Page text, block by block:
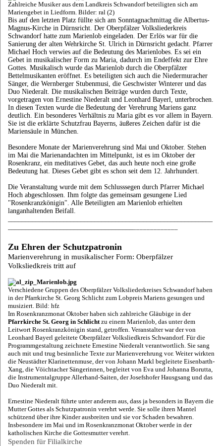
Zahlreiche Musiker aus dem Landkreis Schwandorf beteiligten sich am
Mariengebet in Liedform. Bilder: ral (2)
Bis auf den letzten Platz füllte sich am Sonntagnachmittag die Albertus-
Magnus-Kirche in Dürnsricht. Der Oberpfälzer Volksliederkreis
Schwandorf hatte zum Marienlob eingeladen. Der Erlös war für die
Sanierung der alten Wehrkirche St. Ulrich in Dürnsricht gedacht. Pfarrer
Michael Hoch verwies auf die Bedeutung des Marienlobes. Es sei ein
Gebet in musikalischer Form zu Maria, dadurch im Endeffekt zur Ehre
Gottes. Musikalisch wurde das Marienlob durch die Oberpfälzer
Bettelmusikanten eröffnet. Es beteiligten sich auch die Niedermuracher
Sänger, die Wernberger Stubenmusi, die Geschwister Winterer und das
Duo Niederalt. Die musikalischen Beiträge wurden durch Texte,
vorgetragen von Ernestine Niederalt und Leonhard Bayerl, unterbrochen.
In diesen Texten wurde die Bedeutung der Verehrung Mariens ganz
deutlich. Ein besonderes Verhältnis zu Maria gibt es vor allem in Bayern.
Sie ist die erklärte Schutzfrau Bayerns, äußeres Zeichen dafür ist die
Mariensäule in München.
Besondere Monate der Marienverehrung sind Mai und Oktober. Stehen
im Mai die Marienandachten im Mittelpunkt, ist es im Oktober der
Rosenkranz, ein meditatives Gebet, das auch heute noch eine große
Bedeutung hat. Dieses Gebet gibt es schon seit dem 12. Jahrhundert.
Die Veranstaltung wurde mit dem Schlusssegen durch Pfarrer Michael
Hoch abgeschlossen. Ihm folgte das gemeinsam gesungene Lied
"Rosenkranzkönigin". Alle Beteiligten am Marienlob erhielten
langanhaltenden Beifall.
Zu Ehren der Schutzpatronin
Marienverehrung in musikalischer Form: Oberpfälzer
Volksliedkreis tritt auf
Verschiedene Gruppen des Oberpfälzer Volksliederkreises Schwandorf haben
in der Pfarrkirche St. Georg Schlicht zum Lobpreis Mariens gesungen und
musiziert. Bild: hfz
Im Rosenkranzmonat Oktober haben sich zahlreiche Gläubige in der
Pfarrkirche St. Georg in Schlichtzu einem Marienlob, das unter dem
Leitwort Rosenkranzkönigin stand, getroffen. Veranstalter war der von
Leonhard Bayerl geleitete Oberpfälzer Volksliedkreis Schwandorf. Für die
Programmgestaltung zeichnete Ernestine Niederalt verantwortlich. Sie sang
auch mit und trug besinnliche Texte zur Marienverehrung vor. Weiter wirkten
die Neustädter Klarinettenmuse, der von Johann Markl begleitete Eisenbarth-
Xang, die Vöichtacher Sängerinnen, begleitet von Eva und Johanna Borutta,
die Instrumentalgruppe Allerhand-Saiten, der Josefshofer Hausgsang und das
Duo Niederalt mit.
Ernestine Niederalt führte unter anderem aus, dass ja besonders in Bayern die
Mutter Gottes als Schutzpatronin verehrt werde. Sie solle ihren Mantel
schützend über ihre Kinder ausbreiten und sie vor Schaden bewahren.
Insbesondere im Mai und im Rosenkranzmonat Oktober werde in der
katholischen Kirche die Gottesmutter verehrt.
Spenden für Filialkirche